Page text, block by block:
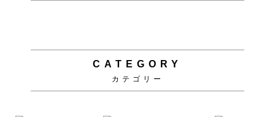
CATEGORY
カテゴリー